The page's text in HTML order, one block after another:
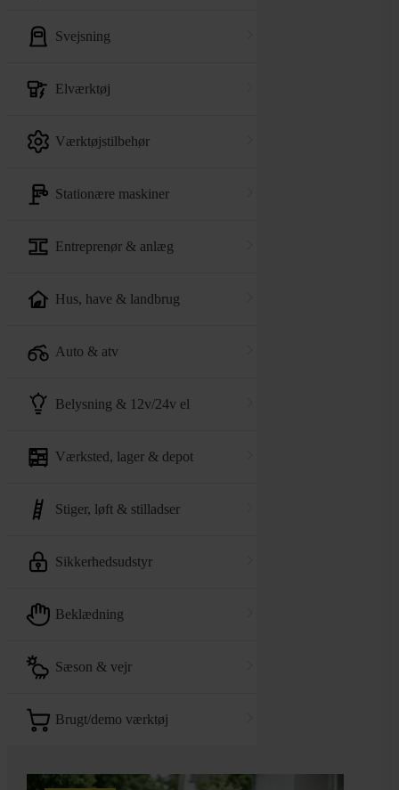
svejsning
elværktøj
værktøjstilbehør
stationære maskiner
entreprenør & anlæg
hus, have & landbrug
auto & atv
belysning & 12v/24v el
værksted, lager & depot
stiger, løft & stilladser
sikkerhedsudstyr
beklædning
sæson & vejr
brugt/demo værktøj